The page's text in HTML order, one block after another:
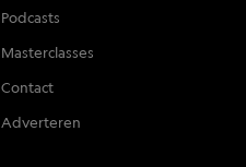
Podcasts
Masterclasses
Contact
Adverteren